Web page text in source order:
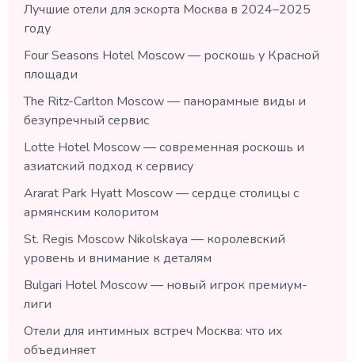
Лучшие отели для эскорта Москва в 2024–2025
году
Four Seasons Hotel Moscow — роскошь у Красной
площади
The Ritz-Carlton Moscow — панорамные виды и
безупречный сервис
Lotte Hotel Moscow — современная роскошь и
азиатский подход к сервису
Ararat Park Hyatt Moscow — сердце столицы с
армянским колоритом
St. Regis Moscow Nikolskaya — королевский
уровень и внимание к деталям
Bulgari Hotel Moscow — новый игрок премиум-
лиги
Отели для интимных встреч Москва: что их
объединяет